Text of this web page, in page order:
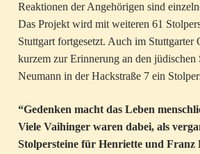
Reaktionen der Angehörigen sind
Das Projekt wird mit weiteren 61
Stuttgart fortgesetzt. Auch im Stuttgarter
kurzem zur Erinnerung an den jüdischen
Neumann in der Hackstraße 7 ein
“Gedenken macht das Leben
Viele Vaihinger waren dabei, als
Stolpersteine für Henriette und Franz